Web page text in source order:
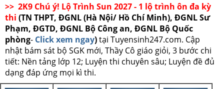
>> 2K9 Chú ý! Lộ Trình Sun 2027 - 1 lộ trình ôn đa kỳ
thi (TN THPT, ĐGNL (Hà Nội/ Hồ Chí Minh), ĐGNL Sư
Phạm, ĐGTD, ĐGNL Bộ Công an, ĐGNL Bộ Quốc
phòng- Click xem ngay)tại Tuyensinh247.com. Cập
nhật bám sát bộ SGK mới, Thầy Cô giáo giỏi, 3 bước chi
tiết: Nền tảng lớp 12; Luyện thi chuyên sâu; Luyện đề đủ
dạng đáp ứng mọi kì thi.